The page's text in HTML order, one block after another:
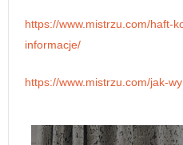
https://www.mistrzu.com/haft-
informacje/
https://www.mistrzu.com/jak-